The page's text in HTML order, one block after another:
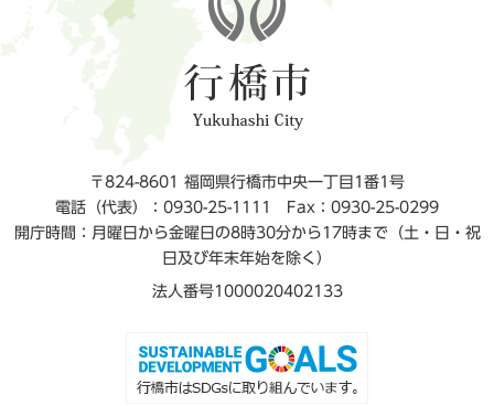
〒824-8601 福岡県行橋市中央一丁目1番1号
電話（代表）：0930-25-1111
Fax：0930-25-0299
開庁時間：月曜日から金曜日の8時30分から17時まで（土・日・祝
日及び年末年始を除く）
法人番号1000020402133